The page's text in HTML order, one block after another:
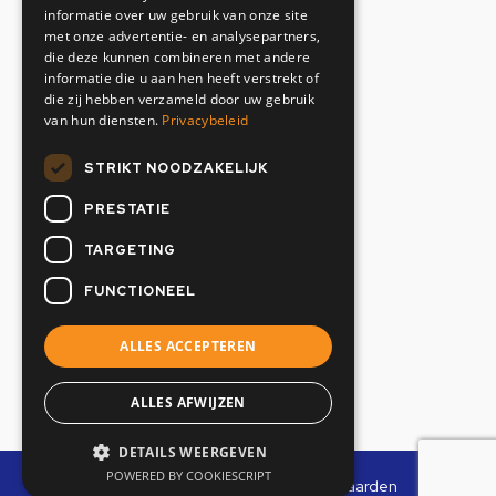
Contactgegevens
+31(0)20 634 12 02
info@oranjemarine.nl
Openingstijden
Maandag t/m vrijdag
07:00 - 17.00 uur
Zaterdag & Zondag
Privacybeleid | Algemene Voorwaarden
informatie over uw gebruik van onze site
met onze advertentie- en analysepartners,
die deze kunnen combineren met andere
informatie die u aan hen heeft verstrekt of
die zij hebben verzameld door uw gebruik
van hun diensten. Privacybeleid
STRIKT NOODZAKELIJK
PRESTATIE
TARGETING
FUNCTIONEEL
ALLES ACCEPTEREN
ALLES AFWIJZEN
DETAILS WEERGEVEN
POWERED BY COOKIESCRIPT